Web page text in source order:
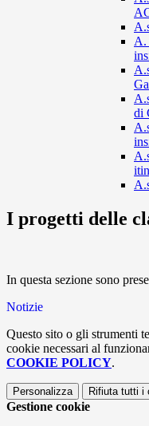
A.
di
I progetti delle
In questa sezione sono
Notizie
Questo sito o gli strumenti
cookie necessari al
COOKIE POLICY.
Personalizza Rifiuta tutti i
Gestione cookie